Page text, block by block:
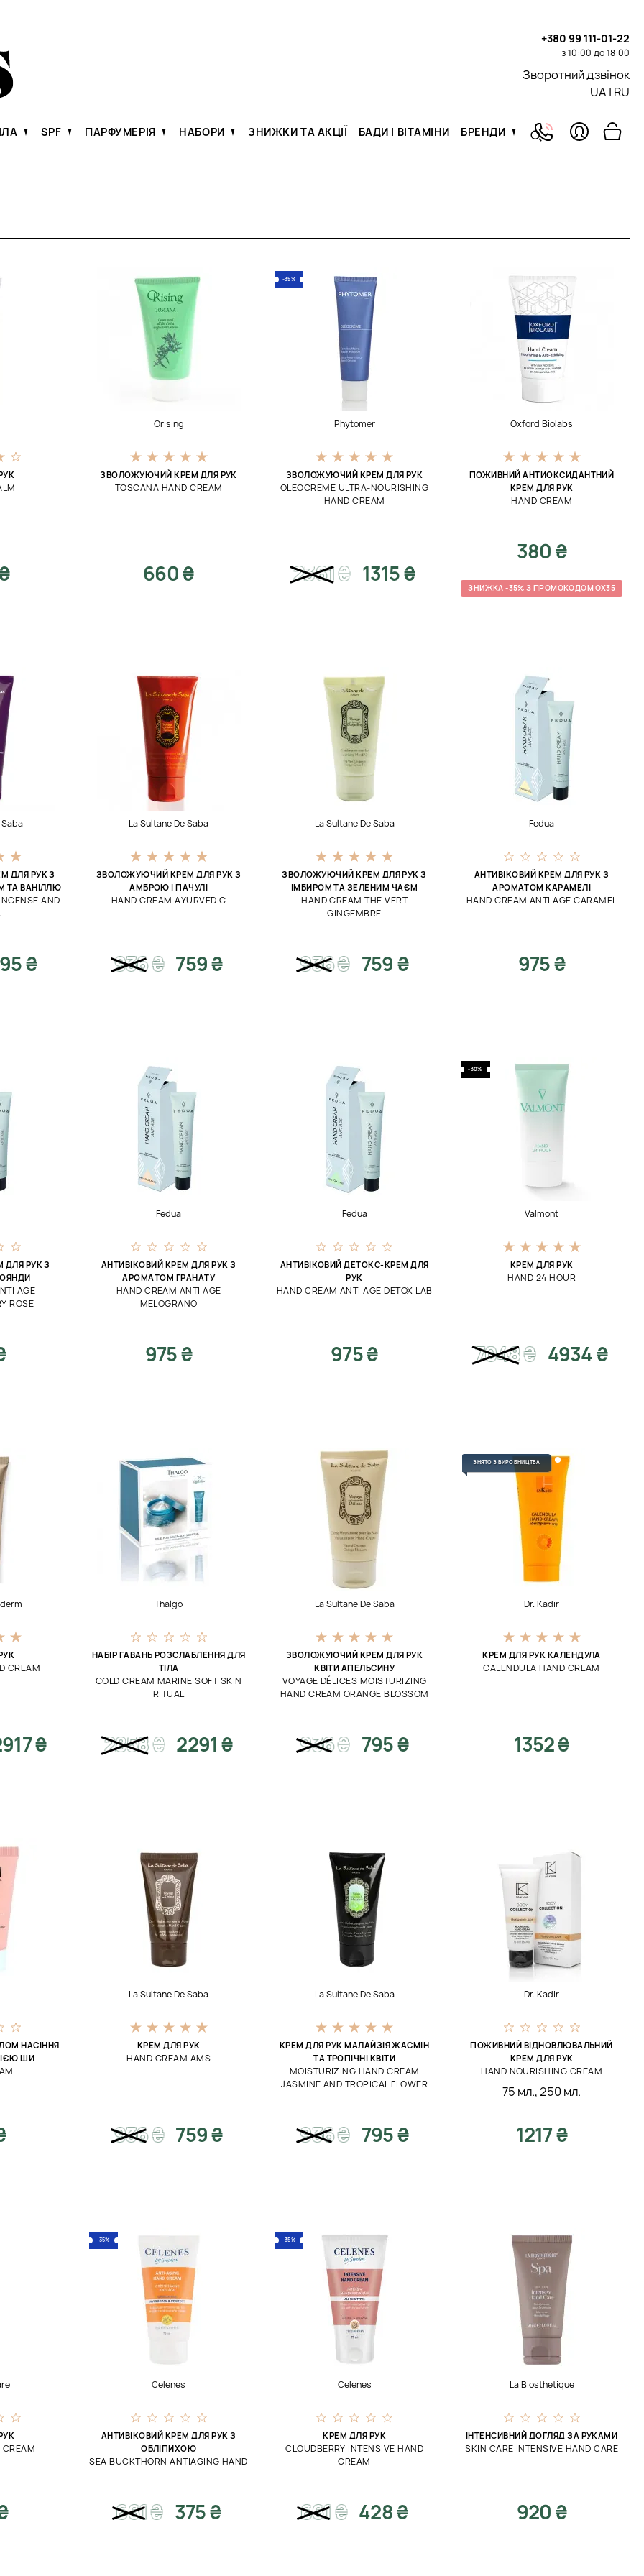
+380 99 111-01-22
з 10:00 до 18:00
Зворотний дзвінок
UA | RU
SPF ПАРФУМЕРІЯ НАБОРИ ЗНИЖКИ ТА АКЦІЇ БАДИ І ВІТАМІНИ БРЕНДИ
Orising
ЗВОЛОЖУЮЧИЙ КРЕМ ДЛЯ РУК
TOSCANA HAND CREAM
660 ₴
-35%
Phytomer
ЗВОЛОЖУЮЧИЙ КРЕМ ДЛЯ РУК
OLEOCREME ULTRA-NOURISHING
HAND CREAM
2361₴ 1315 ₴
Oxford Biolabs
ПОЖИВНИЙ АНТИОКСИДАНТНИЙ
КРЕМ ДЛЯ РУК
HAND CREAM
380 ₴
ЗНИЖКА -35% З ПРОМОКОДОМ OX35
ДЛЯ РУК З
ТА ВАНІЛЛЮ
AND
₴
La Sultane De Saba
ЗВОЛОЖУЮЧИЙ КРЕМ ДЛЯ РУК З
АМБРОЮ І ПАЧУЛІ
HAND CREAM AYURVEDIC
936₴ 759 ₴
La Sultane De Saba
ЗВОЛОЖУЮЧИЙ КРЕМ ДЛЯ РУК З
ІМБИРОМ ТА ЗЕЛЕНИМ ЧАЄМ
HAND CREAM THE VERT
GINGEMBRE
936₴ 759 ₴
Fedua
АНТИВІКОВИЙ КРЕМ ДЛЯ РУК З
АРОМАТОМ КАРАМЕЛІ
HAND CREAM ANTI AGE CARAMEL
975 ₴
ДЛЯ РУК З
AGE
ROSE
Fedua
АНТИВІКОВИЙ КРЕМ ДЛЯ РУК З
АРОМАТОМ ГРАНАТУ
HAND CREAM ANTI AGE
MELOGRANO
975 ₴
Fedua
АНТИВІКОВИЙ ДЕТОКС-КРЕМ ДЛЯ
РУК
HAND CREAM ANTI AGE DETOX LAB
975 ₴
-30%
Valmont
КРЕМ ДЛЯ РУК
HAND 24 HOUR
7048₴ 4934 ₴
CREAM
₴
Thalgo
НАБІР ГАВАНЬ РОЗСЛАБЛЕННЯ ДЛЯ
ТІЛА
COLD CREAM MARINE SOFT SKIN
RITUAL
2858₴ 2291 ₴
La Sultane De Saba
ЗВОЛОЖУЮЧИЙ КРЕМ ДЛЯ РУК
КВІТИ АПЕЛЬСИНУ
VOYAGE DÉLICES MOISTURIZING
HAND CREAM ORANGE BLOSSOM
936₴ 795 ₴
ЗНЯТО З ВИРОБНИЦТВА
Dr. Kadir
КРЕМ ДЛЯ РУК КАЛЕНДУЛА
CALENDULA HAND CREAM
1352 ₴
НАСІННЯ
ШИ
La Sultane De Saba
КРЕМ ДЛЯ РУК
HAND CREAM AMS
936₴ 759 ₴
La Sultane De Saba
КРЕМ ДЛЯ РУК МАЛАЙЗІЯ ЖАСМІН
ТА ТРОПІЧНІ КВІТИ
MOISTURIZING HAND CREAM
JASMINE AND TROPICAL FLOWER
936₴ 795 ₴
Dr. Kadir
ПОЖИВНИЙ ВІДНОВЛЮВАЛЬНИЙ
КРЕМ ДЛЯ РУК
HAND NOURISHING CREAM
75 мл.,250 мл.
1217 ₴
CREAM
-35%
Celenes
АНТИВІКОВИЙ КРЕМ ДЛЯ РУК З
ОБЛІПИХОЮ
SEA BUCKTHORN ANTIAGING HAND
661₴ 375 ₴
-35%
Celenes
КРЕМ ДЛЯ РУК
CLOUDBERRY INTENSIVE HAND
CREAM
661₴ 428 ₴
La Biosthetique
ІНТЕНСИВНИЙ ДОГЛЯД ЗА РУКАМИ
SKIN CARE INTENSIVE HAND CARE
920 ₴